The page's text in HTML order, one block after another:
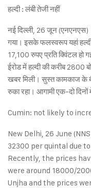
हल्दी : लंबी तेजी नहीं
नई दिल्ली, 26 जून
गया। इसके फलस्वरूप यहां
17,100 रुपए प्रति क्विंटल हो
ईरोड में हल्दी की करीब 2800
खबर मिली। सुस्त कामकाज के
रुका रहा। आगामी एक-दो दिनों
Cumin: not likely to
New Delhi, 26 June
32300 per quintal due
Recently, the prices
were around 18000/
Unjha and the prices